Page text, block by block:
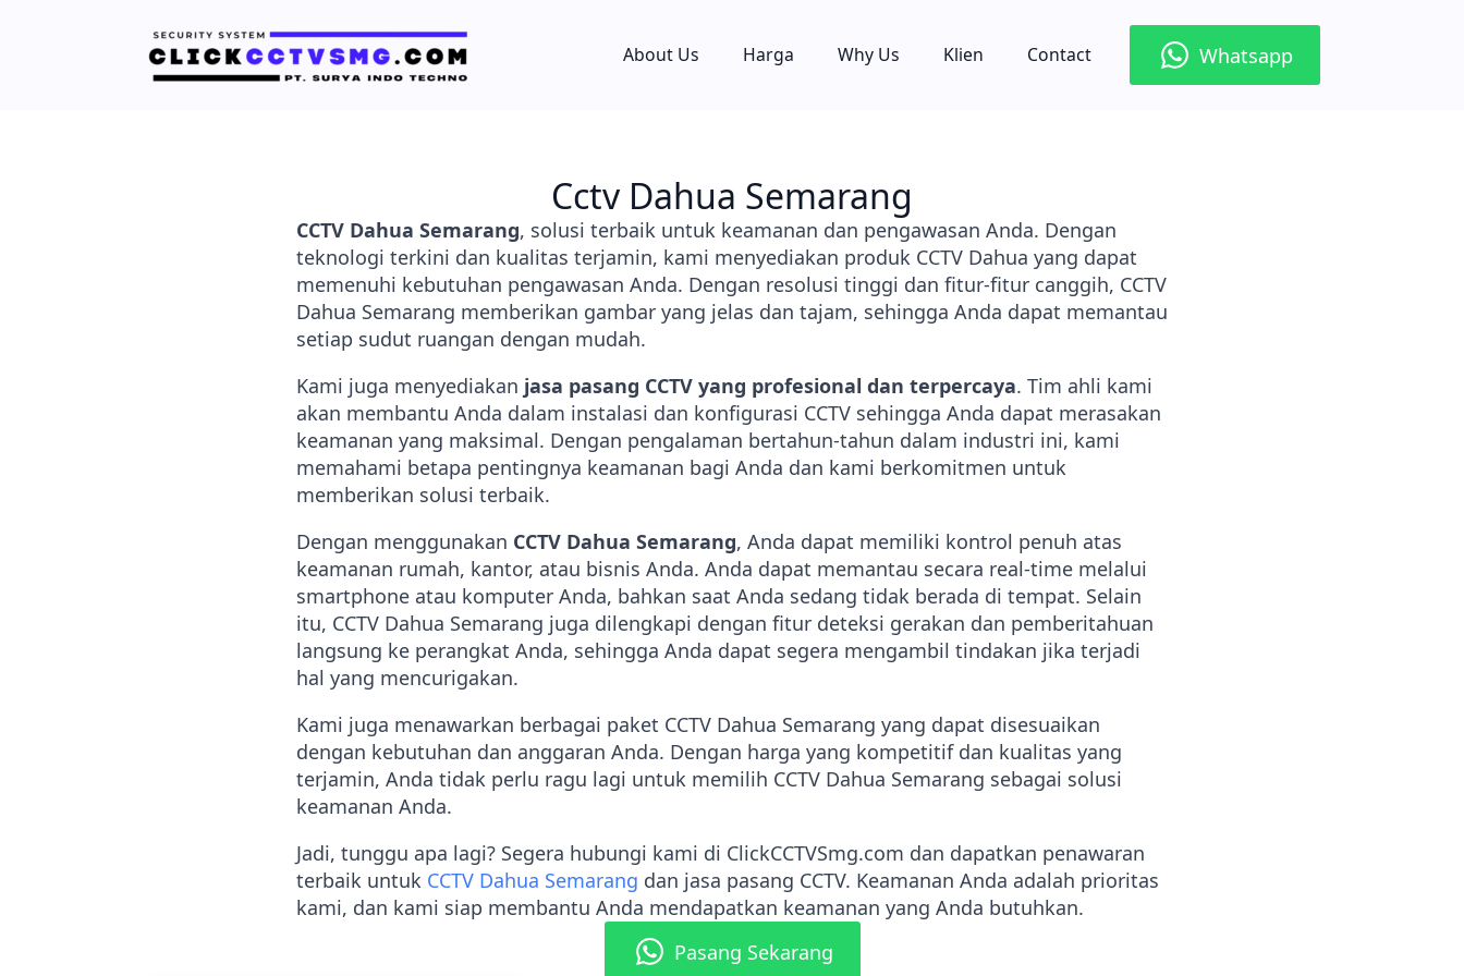
About Us Harga Why Us Klien Contact Whatsapp
Cctv Dahua Semarang
CCTV Dahua Semarang, solusi terbaik untuk keamanan dan pengawasan Anda. Dengan
teknologi terkini dan kualitas terjamin, kami menyediakan produk CCTV Dahua yang dapat
memenuhi kebutuhan pengawasan Anda. Dengan resolusi tinggi dan fitur-fitur canggih, CCTV
Dahua Semarang memberikan gambar yang jelas dan tajam, sehingga Anda dapat memantau
setiap sudut ruangan dengan mudah.
Kami juga menyediakan jasa pasang CCTV yang profesional dan terpercaya. Tim ahli kami
akan membantu Anda dalam instalasi dan konfigurasi CCTV sehingga Anda dapat merasakan
keamanan yang maksimal. Dengan pengalaman bertahun-tahun dalam industri ini, kami
memahami betapa pentingnya keamanan bagi Anda dan kami berkomitmen untuk
memberikan solusi terbaik.
Dengan menggunakan CCTV Dahua Semarang, Anda dapat memiliki kontrol penuh atas
keamanan rumah, kantor, atau bisnis Anda. Anda dapat memantau secara real-time melalui
smartphone atau komputer Anda, bahkan saat Anda sedang tidak berada di tempat. Selain
itu, CCTV Dahua Semarang juga dilengkapi dengan fitur deteksi gerakan dan pemberitahuan
langsung ke perangkat Anda, sehingga Anda dapat segera mengambil tindakan jika terjadi
hal yang mencurigakan.
Kami juga menawarkan berbagai paket CCTV Dahua Semarang yang dapat disesuaikan
dengan kebutuhan dan anggaran Anda. Dengan harga yang kompetitif dan kualitas yang
terjamin, Anda tidak perlu ragu lagi untuk memilih CCTV Dahua Semarang sebagai solusi
keamanan Anda.
Jadi, tunggu apa lagi? Segera hubungi kami di ClickCCTVSmg.com dan dapatkan penawaran
terbaik untuk CCTV Dahua Semarang dan jasa pasang CCTV. Keamanan Anda adalah prioritas
kami, dan kami siap membantu Anda mendapatkan keamanan yang Anda butuhkan.
Pasang Sekarang